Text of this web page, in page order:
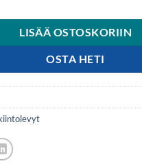
LISÄÄ OSTOSKORIIN
OSTA HETI